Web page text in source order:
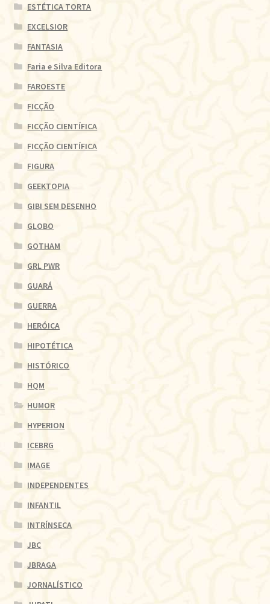
ESTÉTICA TORTA
EXCELSIOR
FANTASIA
Faria e Silva Editora
FAROESTE
FICÇÃO
FICÇÃO CIENTÍFICA
FICÇÃO CIENTÍFICA
FIGURA
GEEKTOPIA
GIBI SEM DESENHO
GLOBO
GOTHAM
GRL PWR
GUARÁ
GUERRA
HERÓICA
HIPOTÉTICA
HISTÓRICO
HQM
HUMOR
HYPERION
ICEBRG
IMAGE
INDEPENDENTES
INFANTIL
INTRÍNSECA
JBC
JBRAGA
JORNALÍSTICO